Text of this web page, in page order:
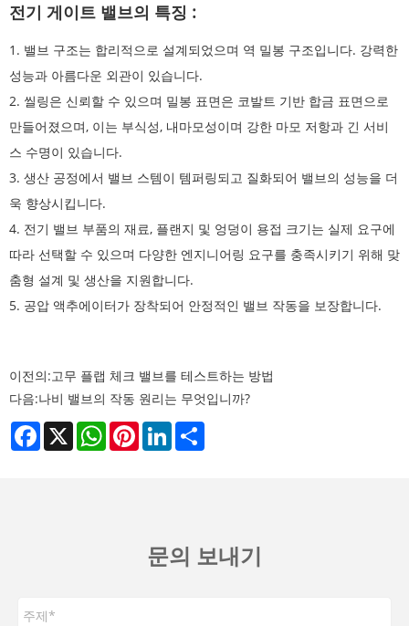
전기 게이트 밸브의 특징 :
1. 밸브 구조는 합리적으로 설계되었으며 역 밀봉 구조입니다. 강력한
성능과 아름다운 외관이 있습니다.
2. 씰링은 신뢰할 수 있으며 밀봉 표면은 코발트 기반 합금 표면으로
만들어졌으며, 이는 부식성, 내마모성이며 강한 마모 저항과 긴 서비
스 수명이 있습니다.
3. 생산 공정에서 밸브 스템이 템퍼링되고 질화되어 밸브의 성능을 더
욱 향상시킵니다.
4. 전기 밸브 부품의 재료, 플랜지 및 엉덩이 용접 크기는 실제 요구에
따라 선택할 수 있으며 다양한 엔지니어링 요구를 충족시키기 위해 맞
춤형 설계 및 생산을 지원합니다.
5. 공압 액추에이터가 장착되어 안정적인 밸브 작동을 보장합니다.
이전의:고무 플랩 체크 밸브를 테스트하는 방법
다음:나비 밸브의 작동 원리는 무엇입니까?
Facebook
X WhatsAppPinterestLinkedIn
문의 보내기